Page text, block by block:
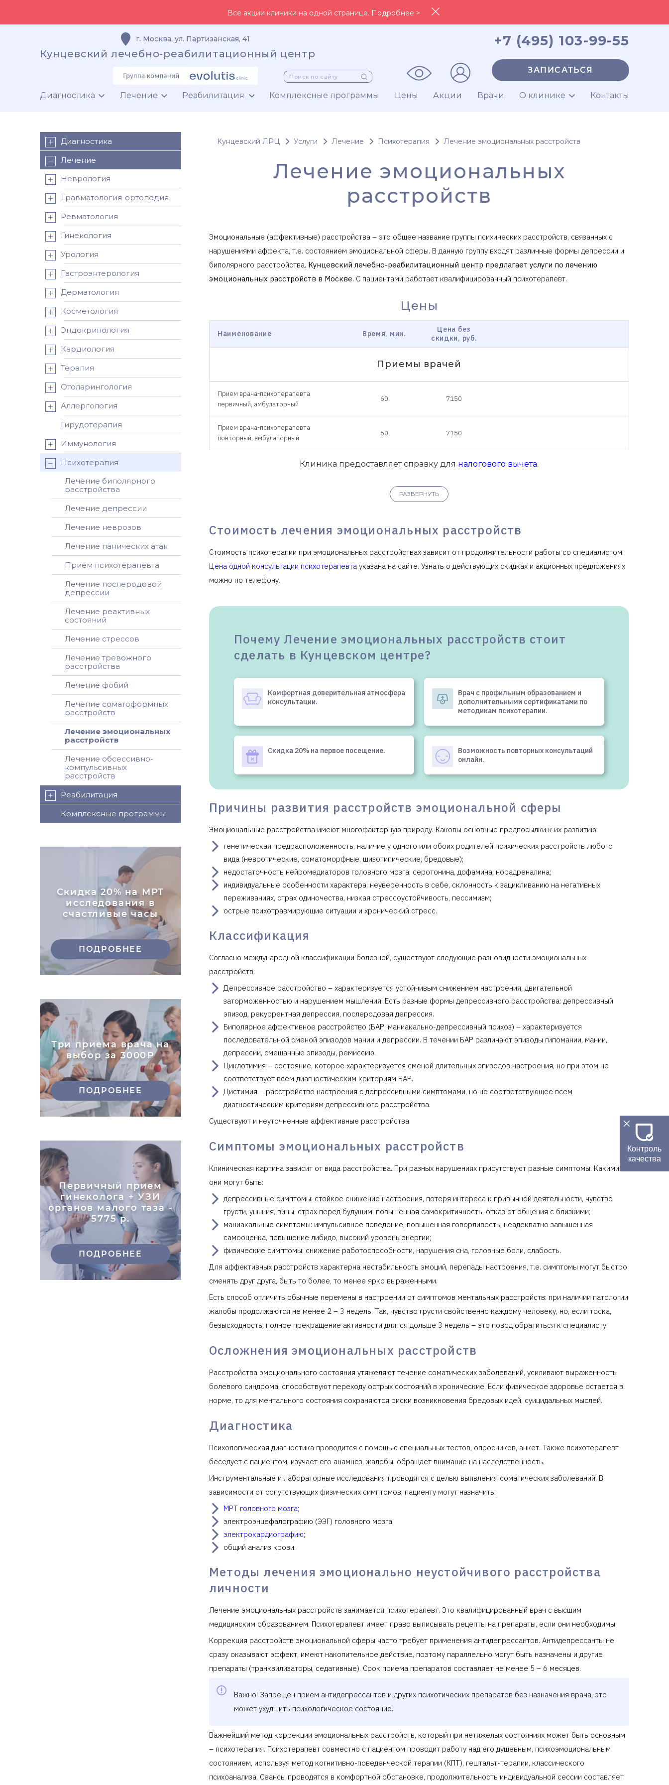
Все акции клиники на одной странице. Подробнее >
г. Москва, ул. Партизанская, 41
Кунцевский лечебно-реабилитационный центр
+7 (495) 103-99-55
ЗАПИСАТЬСЯ
Диагностика Лечение Реабилитация Комплексные программы Цены Акции Врачи О клинике Контакты
Диагностика
Лечение
Неврология
Травматология-ортопедия
Ревматология
Гинекология
Урология
Гастроэнтерология
Дерматология
Косметология
Эндокринология
Кардиология
Терапия
Отоларингология
Аллергология
Гирудотерапия
Иммунология
Психотерапия
Лечение биполярного
расстройства
Лечение депрессии
Лечение неврозов
Лечение панических атак
Прием психотерапевта
Лечение послеродовой
депрессии
Лечение реактивных
состояний
Лечение стрессов
Лечение тревожного
расстройства
Лечение фобий
Лечение соматоформных
расстройств
Лечение эмоциональных
расстройств
Лечение обсессивно-
компульсивных
расстройств
Реабилитация
Комплексные программы
Скидка 20% на МРТ
исследования в
счастливые часы
ПОДРОБНЕЕ
Три приема врача на
выбор за 3000₽
ПОДРОБНЕЕ
Первичный прием
гинеколога + УЗИ
органов малого таза -
5775 р.
ПОДРОБНЕЕ
Кунцевский ЛРЦ Услуги Лечение Психотерапия Лечение эмоциональных расстройств
Лечение эмоциональных
расстройств
Эмоциональные (аффективные) расстройства – это общее название группы психических расстройств, связанных с
нарушениями аффекта, т.е. состоянием эмоциональной сферы. В данную группу входят различные формы депрессии и
биполярного расстройства. Кунцевский лечебно-реабилитационный центр предлагает услуги по лечению
эмоциональных расстройств в Москве. С пациентами работает квалифицированный психотерапевт.
Цены
Наименование Время, мин.
Цена без
скидки, руб.
Приемы врачей
Прием врача-психотерапевта
первичный, амбулаторный
60 7150
Прием врача-психотерапевта
повторный, амбулаторный
60 7150
Клиника предоставляет справку для налогового вычета.
РАЗВЕРНУТЬ
Стоимость лечения эмоциональных расстройств
Стоимость психотерапии при эмоциональных расстройствах зависит от продолжительности работы со специалистом.
Цена одной консультации психотерапевта указана на сайте. Узнать о действующих скидках и акционных предложениях
можно по телефону.
Почему Лечение эмоциональных расстройств стоит
сделать в Кунцевском центре?
Комфортная доверительная атмосфера
консультации.
Врач с профильным образованием и
дополнительными сертификатами по
методикам психотерапии.
Скидка 20% на первое посещение.
Возможность повторных консультаций
онлайн.
Причины развития расстройств эмоциональной сферы
Эмоциональные расстройства имеют многофакторную природу. Каковы основные предпосылки к их развитию:
генетическая предрасположенность, наличие у одного или обоих родителей психических расстройств любого
вида (невротические, соматоморфные, шизотипические, бредовые);
недостаточность нейромедиаторов головного мозга: серотонина, дофамина, норадреналина;
индивидуальные особенности характера: неуверенность в себе, склонность к зацикливанию на негативных
переживаниях, страх одиночества, низкая стрессоустойчивость, пессимизм;
острые психотравмирующие ситуации и хронический стресс.
Классификация
Согласно международной классификации болезней, существуют следующие разновидности эмоциональных
расстройств:
Депрессивное расстройство – характеризуется устойчивым снижением настроения, двигательной
заторможенностью и нарушением мышления. Есть разные формы депрессивного расстройства: депрессивный
эпизод, рекуррентная депрессия, послеродовая депрессия.
Биполярное аффективное расстройство (БАР, маниакально-депрессивный психоз) – характеризуется
последовательной сменой эпизодов мании и депрессии. В течении БАР различают эпизоды гипомании, мании,
депрессии, смешанные эпизоды, ремиссию.
Циклотимия – состояние, которое характеризуется сменой длительных эпизодов настроения, но при этом не
соответствует всем диагностическим критериям БАР.
Дистимия – расстройство настроения с депрессивными симптомами, но не соответствующее всем
диагностическим критериям депрессивного расстройства.
Существуют и неуточненные аффективные расстройства.
Симптомы эмоциональных расстройств
Клиническая картина зависит от вида расстройства. При разных нарушениях присутствуют разные симптомы. Какими
они могут быть:
депрессивные симптомы: стойкое снижение настроения, потеря интереса к привычной деятельности, чувство
грусти, уныния, вины, страх перед будущим, повышенная самокритичность, отказ от общения с близкими;
маниакальные симптомы: импульсивное поведение, повышенная говорливость, неадекватно завышенная
самооценка, повышение либидо, высокий уровень энергии;
физические симптомы: снижение работоспособности, нарушения сна, головные боли, слабость.
Для аффективных расстройств характерна нестабильность эмоций, перепады настроения, т.е. симптомы могут быстро
сменять друг друга, быть то более, то менее ярко выраженными.
Есть способ отличить обычные перемены в настроении от симптомов ментальных расстройств: при наличии патологии
жалобы продолжаются не менее 2 – 3 недель. Так, чувство грусти свойственно каждому человеку, но, если тоска,
безысходность, полное прекращение активности длятся дольше 3 недель – это повод обратиться к специалисту.
Осложнения эмоциональных расстройств
Расстройства эмоционального состояния утяжеляют течение соматических заболеваний, усиливают выраженность
болевого синдрома, способствуют переходу острых состояний в хронические. Если физическое здоровье остается в
норме, то для ментального состояния сохраняются риски возникновения бредовых идей, суицидальных мыслей.
Диагностика
Психологическая диагностика проводится с помощью специальных тестов, опросников, анкет. Также психотерапевт
беседует с пациентом, изучает его анамнез, жалобы, обращает внимание на наследственность.
Инструментальные и лабораторные исследования проводятся с целью выявления соматических заболеваний. В
зависимости от сопутствующих физических симптомов, пациенту могут назначить:
МРТ головного мозга;
электроэнцефалографию (ЭЭГ) головного мозга;
электрокардиографию;
общий анализ крови.
Методы лечения эмоционально неустойчивого расстройства
личности
Лечение эмоциональных расстройств занимается психотерапевт. Это квалифицированный врач с высшим
медицинским образованием. Психотерапевт имеет право выписывать рецепты на препараты, если они необходимы.
Коррекция расстройств эмоциональной сферы часто требует применения антидепрессантов. Антидепрессанты не
сразу оказывают эффект, имеют накопительное действие, поэтому параллельно могут быть назначены и другие
препараты (транквилизаторы, седативные). Срок приема препаратов составляет не менее 5 – 6 месяцев.
Важно! Запрещен прием антидепрессантов и других психотических препаратов без назначения врача, это
может ухудшить психологическое состояние.
Важнейший метод коррекции эмоциональных расстройств, который при нетяжелых состояниях может быть основным
– психотерапия. Психотерапевт совместно с пациентом проводит работу над его душевным, психоэмоциональным
состоянием, используя метод когнитивно-поведенческой терапии (КПТ), гештальт-терапии, классического
психоанализа. Сеансы проводятся в комфортной обстановке, продолжительность индивидуальной сессии составляет
Контроль
качества